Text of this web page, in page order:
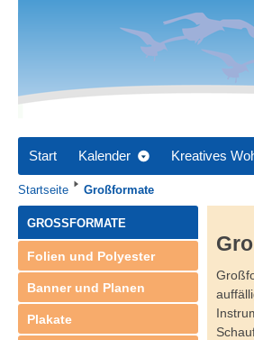
Start Kalender Kreatives
Startseite Großformate
GROSSFORMATE
Folien und Polyester
Banner und Planen
Plakate